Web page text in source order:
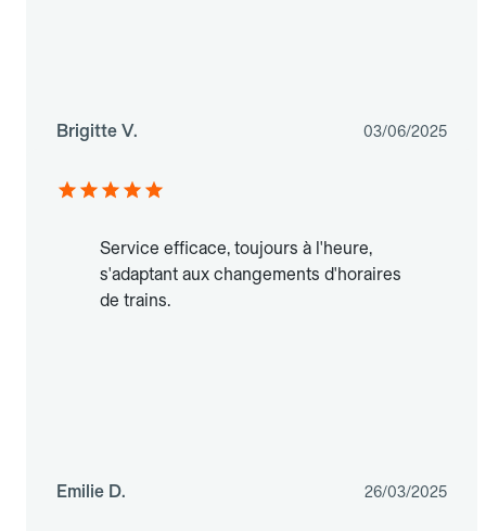
Brigitte V. 03/06/2025
Service efficace, toujours à l'heure,
s'adaptant aux changements d'horaires
de trains.
Emilie D. 26/03/2025